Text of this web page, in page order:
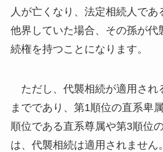
人が亡くなり、法定相続人であ
他界していた場合、その孫が代
続権を持つことになります。
ただし、代襲相続が適用され
までであり、第1順位の直系卑
順位である直系尊属や第3順位
は、代襲相続は適用されません